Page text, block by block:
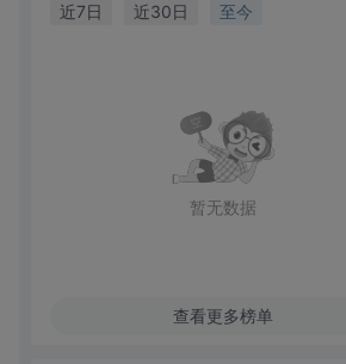
近7日 近30日 至今
暂无数据
查看更多榜单